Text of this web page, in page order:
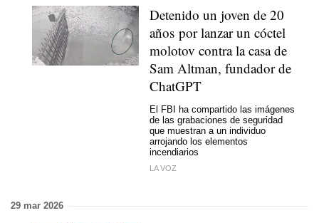
Detenido un joven de 20
años por lanzar un cóctel
molotov contra la casa de
Sam Altman, fundador de
ChatGPT
El FBI ha compartido las imágenes
de las grabaciones de seguridad
que muestran a un individuo
arrojando los elementos
incendiarios
LA VOZ
29 mar 2026